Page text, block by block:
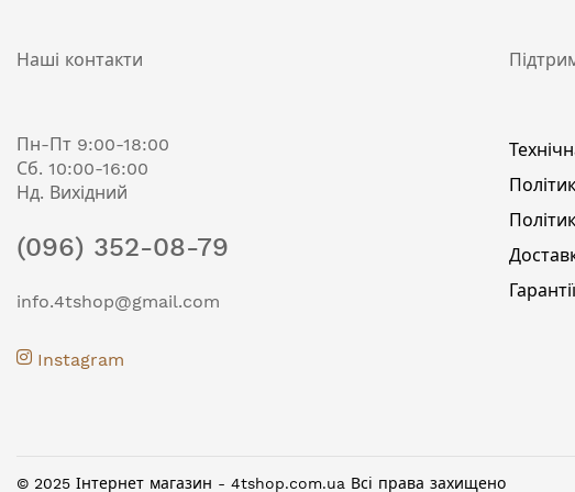
Наші контакти
Пн-Пт 9:00-18:00
Сб. 10:00-16:00
Нд. Вихідний
(096) 352-08-79
info.4tshop@gmail.com
Instagram
Гарантії
© 2025 Інтернет магазин - 4tshop.com.ua Всі права захищено